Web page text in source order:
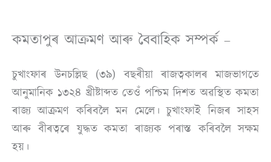
কমতাপুৰ আক্ৰমণ আৰু বৈবাহিক সম্পৰ্ক –
চুখাংফাৰ উনচল্লিছ (৩৯) বছৰীয়া ৰাজত্বকালৰ মাজভাগতে
আনুমানিক ১৩২৪ খ্ৰীষ্টাব্দত তেওঁ পশ্চিম দিশত অৱস্থিত কমতা
ৰাজ্য আক্ৰমণ কৰিবলৈ মন মেলে। চুখাংফাই নিজৰ সাহস
আৰু বীৰত্বৰে যুদ্ধত কমতা ৰাজ্যক পৰাস্ত কৰিবলৈ সক্ষম
হয়।